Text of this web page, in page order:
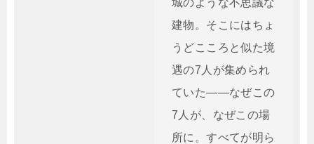
城のような不思議な
建物。そこにはちょ
うどこころと似た境
遇の7人が集められ
ていた――なぜこの
7人が、なぜこの場
所に。すべてが明ら